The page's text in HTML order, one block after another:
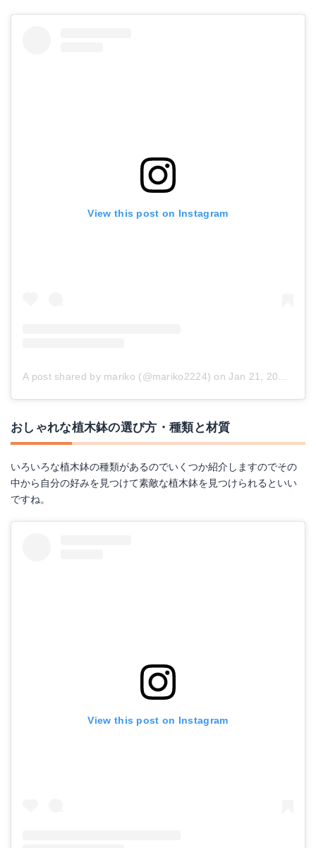
View this post on Instagram
A post shared by mariko (@mariko2224) onJan 21, 2018 at 5:52am PST
おしゃれな植木鉢の選び方・種類と材質
いろいろな植木鉢の種類があるのでいくつか紹介しますのでその
中から自分の好みを見つけて素敵な植木鉢を見つけられるといい
ですね。
View this post on Instagram